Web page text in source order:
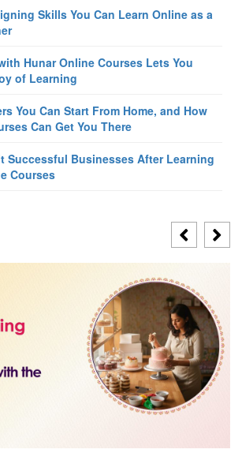
Skills You Can Learn Online as a
Hunar Online Courses Lets You
of Learning
You Can Start From Home, and How
Can Get You There
Successful Businesses After Learning
Courses